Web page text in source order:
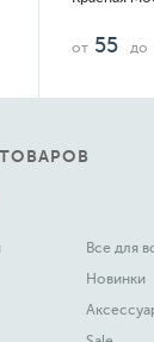
Все для
Новинки